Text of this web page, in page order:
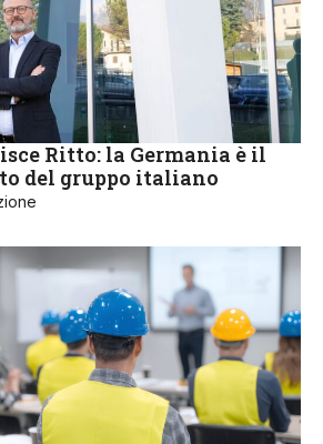
Ritto: la Germania è il
del gruppo italiano